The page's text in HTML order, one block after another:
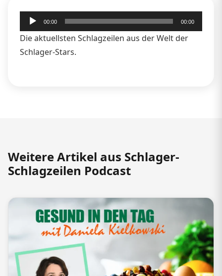
Audio-
Player
00:00 00:00
Die aktuellsten Schlagzeilen aus der Welt der
Schlager-Stars.
Weitere Artikel aus Schlager-
Schlagzeilen Podcast